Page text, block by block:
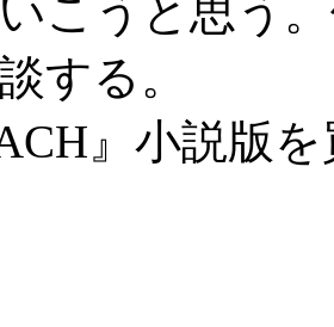
こうと思う
する。
』小説版を